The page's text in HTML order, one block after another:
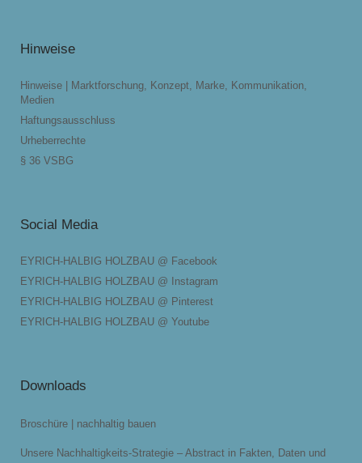
Hinweise
Hinweise | Marktforschung, Konzept, Marke, Kommunikation,
Medien
Haftungsausschluss
Urheberrechte
§ 36 VSBG
Social Media
EYRICH-HALBIG HOLZBAU @ Facebook
EYRICH-HALBIG HOLZBAU @ Instagram
EYRICH-HALBIG HOLZBAU @ Pinterest
EYRICH-HALBIG HOLZBAU @ Youtube
Downloads
Broschüre | nachhaltig bauen
Unsere Nachhaltigkeits-Strategie – Abstract in Fakten, Daten und